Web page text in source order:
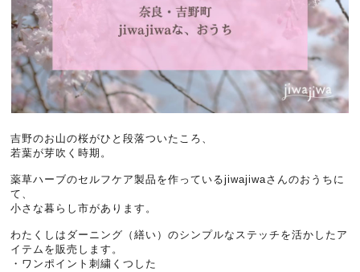
吉野のお山の桜がひと段落ついたころ、
若葉が芽吹く時期。
薬草ハーブのセルフケア製品を作っているjiwajiwaさんのおうちに
て、
小さな暮らし市があります。
わたくしはダーニング（繕い）のシンプルなステッチを活かしたア
イテムを販売します。
・ワンポイント刺繍くつした